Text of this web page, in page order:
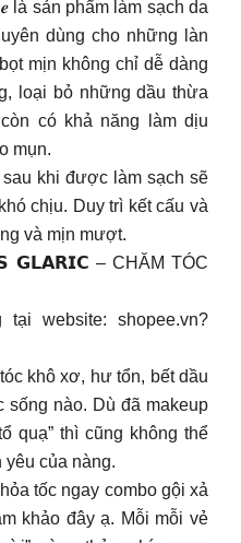
là sản phẩm làm sạch da
dùng cho những làn
mịn không chỉ dễ dàng
loại bỏ những dầu thừa
có khả năng làm dịu
mụn.
khi được làm sạch sẽ
chịu. Duy trì kết cấu và
và mịn mượt.
– CHĂM TÓC
website: shopee.vn?
khô xơ, hư tổn, bết dầu
sống nào. Dù đã makeup
quạ” thì cũng không thể
của nàng.
tốc ngay combo gội xả
khảo đây ạ. Mỗi mỗi vẻ